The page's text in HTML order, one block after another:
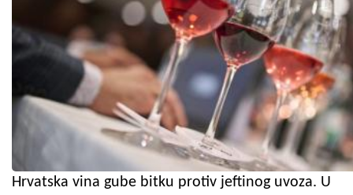
Hrvatska vina gube bitku protiv jeftinog uvoza. U